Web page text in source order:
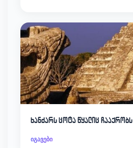
ხანძარს ცოტა წყალიც ჩააქრობს
იგავები